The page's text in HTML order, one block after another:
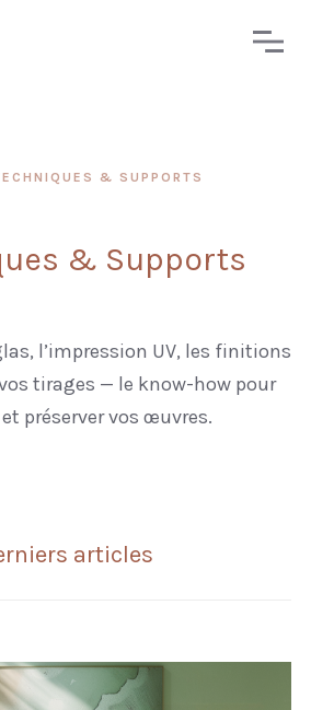
& SUPPORTS
& Supports
l’impression UV, les finitions
tirages — le know-how pour
préserver vos œuvres.
articles